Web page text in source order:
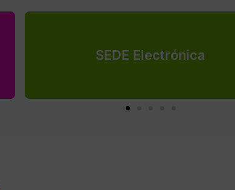
SEDE Electrónica